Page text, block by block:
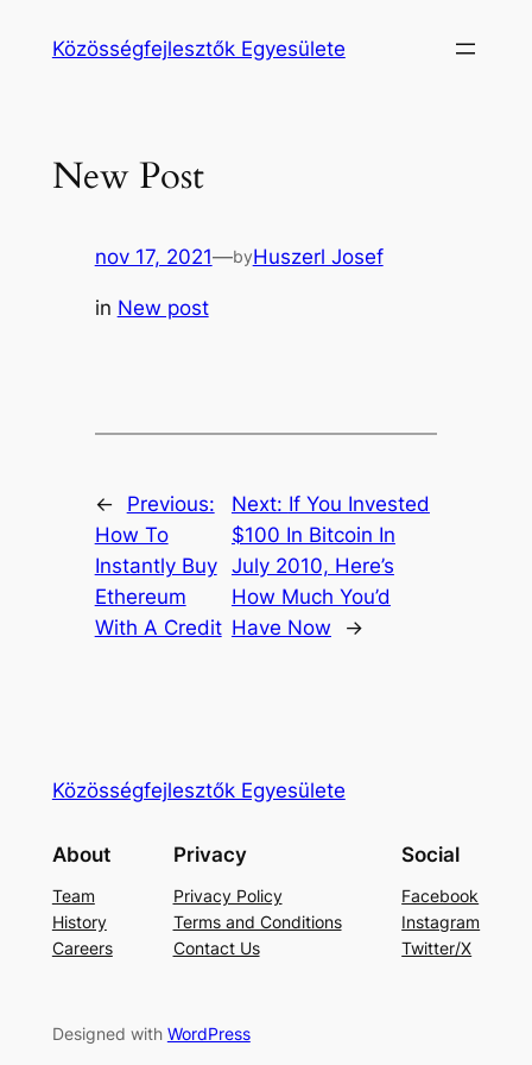
Közösségfejlesztők Egyesülete
New Post
nov 17, 2021—byHuszerl Josef
in New post
←
Previous:
How To
Instantly Buy
Ethereum
With A Credit
Next: If You Invested
$100 In Bitcoin In
July 2010, Here’s
How Much You’d
Have Now
→
Közösségfejlesztők Egyesülete
About
Team
History
Careers
Privacy
Privacy Policy
Terms and Conditions
Contact Us
Social
Facebook
Instagram
Twitter/X
Designed with WordPress